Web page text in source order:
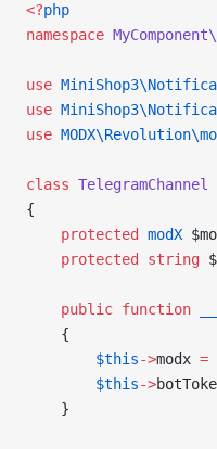
<?php
namespace
use
use
use MODX\Revolution\
class TelegramChannel
{
    protected
modX
    protected
string
    public
function
    {
        $this
->modx =
        $this
->
    }